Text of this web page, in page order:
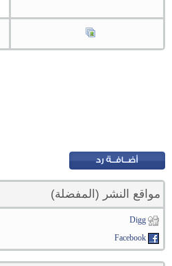
مواقع النشر (المفضلة)
Digg
Facebook